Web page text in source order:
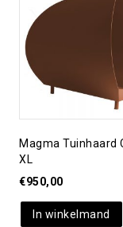
Magma Tuinhaard
XL
€950,00
In winkelmand